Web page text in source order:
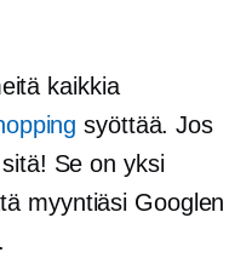
kaikkia
syöttää. Jos
Se on yksi
myyntiäsi Googlen